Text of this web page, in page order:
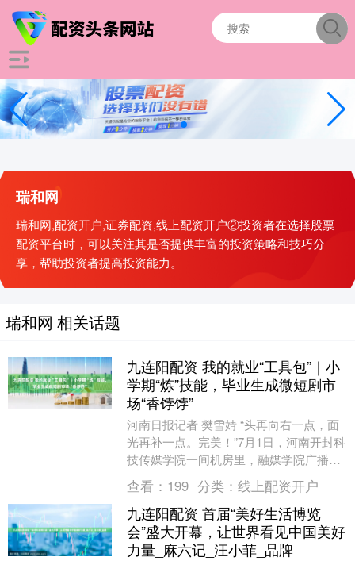
瑞和网
瑞和网,配资开户,证券配资,线上配资开户②投资者在选择股票
配资平台时，可以关注其是否提供丰富的投资策略和技巧分
享，帮助投资者提高投资能力。
瑞和网 相关话题
九连阳配资 我的就业“工具包”｜小
学期“炼”技能，毕业生成微短剧市
场“香饽饽”
河南日报记者 樊雪婧 “头再向右一点，面
光再补一点。完美！”7月1日，河南开封科
技传媒学院一间机房里，融媒学院广播电
视编导专业2022级的学生们正在通力完成
一部....
查看： 199 分类： 线上配资开户
九连阳配资 首届“美好生活博览
会”盛大开幕，让世界看见中国美好
力量_麻六记_汪小菲_品牌